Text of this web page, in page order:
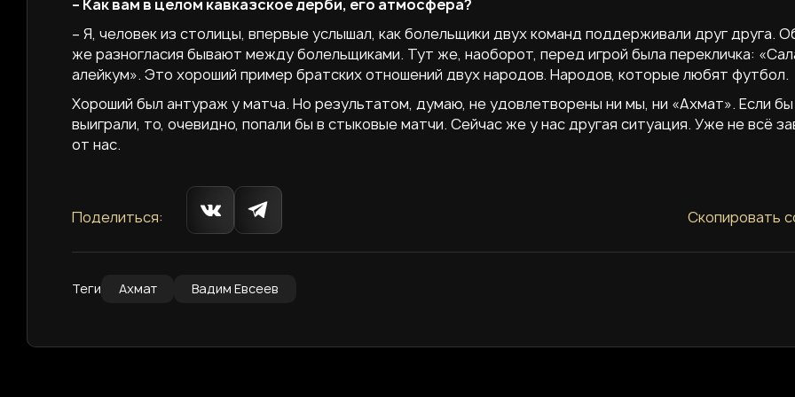
– Как вам в целом кавказское дерби, его атмосфера?
– Я, человек из столицы, впервые услышал, как болельщики двух команд поддерживали друг друга.
же разногласия бывают между болельщиками. Тут же, наоборот, перед игрой была перекличка:
алейкум». Это хороший пример братских отношений двух народов. Народов, которые любят футбол.
Хороший был антураж у матча. Но результатом, думаю, не удовлетворены ни мы, ни «Ахмат». Если
выиграли, то, очевидно, попали бы в стыковые матчи. Сейчас же у нас другая ситуация. Уже не всё
от нас.
Поделиться: Скопировать
Теги Ахмат Вадим Евсеев